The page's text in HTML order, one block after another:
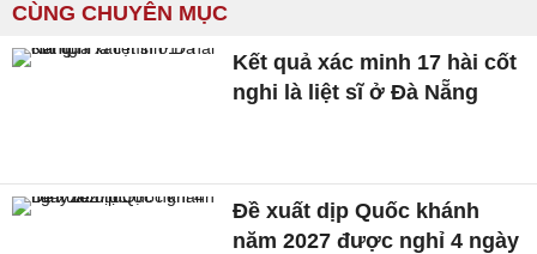
CÙNG CHUYÊN MỤC
Kết quả xác minh 17 hài cốt
nghi là liệt sĩ ở Đà Nẵng
Đề xuất dịp Quốc khánh
năm 2027 được nghỉ 4 ngày